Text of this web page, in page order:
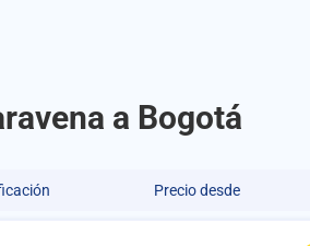
a Bogotá
Precio desde